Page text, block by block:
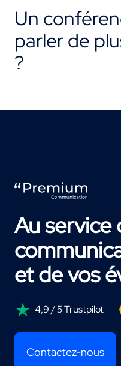
Un
parler de
?
Au service
et de vos
4,9 / 5 Trustpilot
Contactez-nous